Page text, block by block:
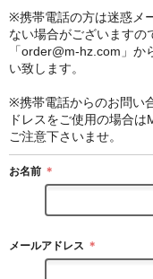
※携帯電話の方は迷惑メ
ない場合がございますの
「order@m-hz.com」
い致します。
※携帯電話からのお問い
ドレスをご使用の場合は
ご注意下さいませ。
お名前 ＊
メールアドレス ＊